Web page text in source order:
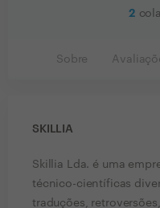
2
Sobre
SKILLIA
Skillia Lda. é uma
técnico-científicas
traduções,